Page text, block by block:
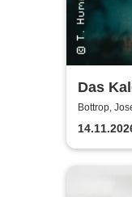
Das
Bottrop,